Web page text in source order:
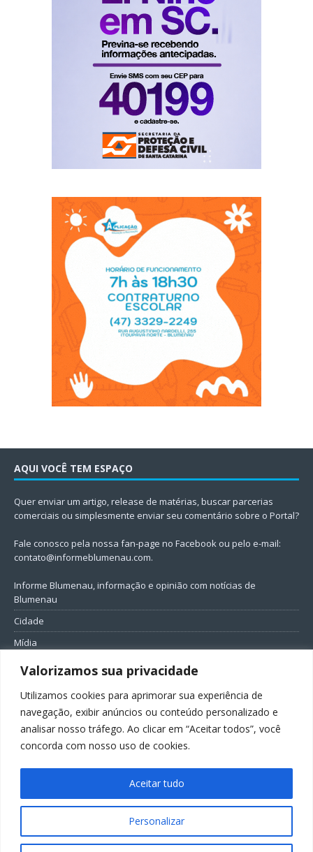
Valorizamos sua privacidade
Utilizamos cookies para aprimorar sua experiência de
navegação, exibir anúncios ou conteúdo personalizado e
analisar nosso tráfego. Ao clicar em “Aceitar todos”, você
concorda com nosso uso de cookies.
Personalizar
Aceitar tudo
AQUI VOCÊ TEM ESPAÇO
Quer enviar um artigo, release de matérias, buscar parcerias
comerciais ou simplesmente enviar seu comentário sobre o Portal?
Fale conosco pela nossa fan-page no Facebook ou pelo e-mail:
contato@informeblumenau.com.
Informe Blumenau, informação e opinião com notícias de
Blumenau
Cidade
Mídia
Entretenimento
Política